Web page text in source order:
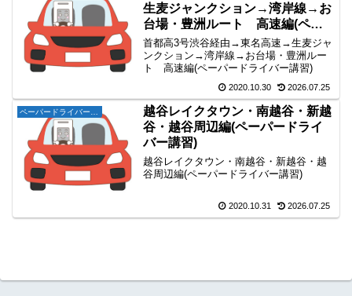
生麦ジャンクション→湾岸線→お
台場・豊洲ルート 高速編(ペー
パードライバー講習)
首都高3号渋谷経由→東名高速→生麦ジャ
ンクション→湾岸線→お台場・豊洲ルー
ト 高速編(ペーパードライバー講習)
2020.10.30 2026.07.25
越谷レイクタウン・南越谷・新越
谷・越谷周辺編(ペーパードライ
バー講習)
越谷レイクタウン・南越谷・新越谷・越
谷周辺編(ペーパードライバー講習)
2020.10.31 2026.07.25